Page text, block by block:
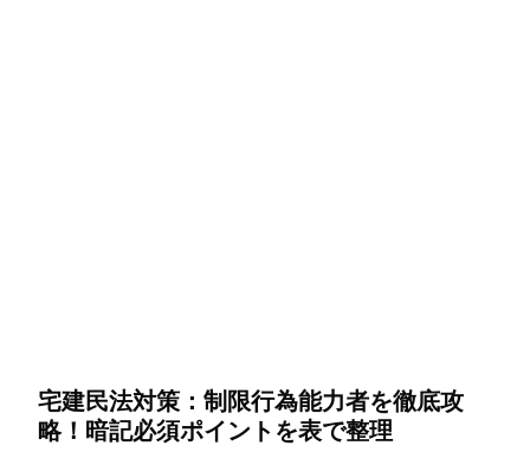
宅建民法対策：制限行為能力者を徹底攻
略！暗記必須ポイントを表で整理